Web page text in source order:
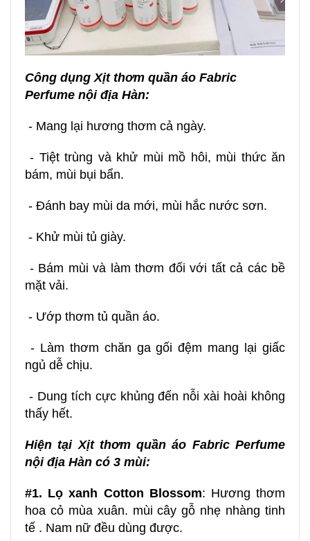
Công dụngXịt thơm quần áo Fabric
Perfume nội địa Hàn:
- Mang lại hương thơm cả ngày.
- Tiệt trùng và khử mùi mồ hôi, mùi thức ăn
bám, mùi bụi bẩn.
- Đánh bay mùi da mới, mùi hắc nước sơn.
- Khử mùi tủ giày.
- Bám mùi và làm thơm đối với tất cả các bề
mặt vải.
- Ướp thơm tủ quần áo.
- Làm thơm chăn ga gối đệm mang lại giấc
ngủ dễ chịu.
- Dung tích cực khủng đến nỗi xài hoài không
thấy hết.
Hiện tạiXịt thơm quần áo Fabric Perfume
nội địa Hàn có 3 mùi:
#1. Lọ xanh Cotton Blossom: Hương thơm
hoa cỏ mùa xuân. mùi cây gỗ nhẹ nhàng tinh
tế . Nam nữ đều dùng được.